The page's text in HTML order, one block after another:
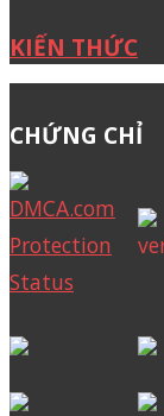
KIẾN THỨC
CHỨNG CHỈ